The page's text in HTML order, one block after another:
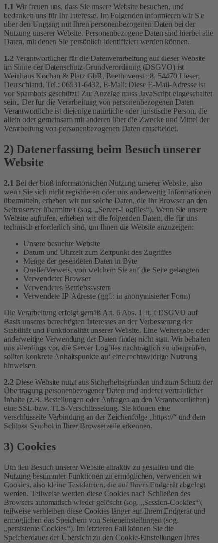
1.1 Wir freuen uns, dass Sie unsere Website besuchen, und
bedanken uns für Ihr Interesse. Im Folgenden informieren wir Sie
über den Umgang mit Ihren personenbezogenen Daten bei der
Nutzung unserer Website. Personenbezogene Daten sind hierbei alle
Daten, mit denen Sie persönlich identifiziert werden können.
1.2 Verantwortlicher für die Datenverarbeitung auf dieser Website
im Sinne der Datenschutz-Grundverordnung (DSGVO) ist
Weinhaus Kochan & Platz GbR, Beethovenstr. 8, 54470 Lieser,
Deutschland, Tel.: 06531-6432, E-Mail: Diese E-Mail-Adresse ist
vor Spambots geschützt! Zur Anzeige muss JavaScript eingeschaltet
sein.. Der für die Verarbeitung von personenbezogenen Daten
Verantwortliche ist diejenige natürliche oder juristische Person, die
allein oder gemeinsam mit anderen über die Zwecke und Mittel der
Verarbeitung von personenbezogenen Daten entscheidet.
2) Datenerfassung beim Besuch unserer
Website
2.1 Bei der bloß informatorischen Nutzung unserer Website, also
wenn Sie sich nicht registrieren oder uns anderweitig Informationen
übermitteln, erheben wir nur solche Daten, die Ihr Browser an den
Seitenserver übermittelt (sog. „Server-Logfiles“). Wenn Sie unsere
Website aufrufen, erheben wir die folgenden Daten, die für uns
technisch erforderlich sind, um Ihnen die Website anzuzeigen:
Unsere besuchte Website
Datum und Uhrzeit zum Zeitpunkt des Zugriffes
Menge der gesendeten Daten in Byte
Quelle/Verweis, von welchem Sie auf die Seite gelangten
Verwendeter Browser
Verwendetes Betriebssystem
Verwendete IP-Adresse (ggf.: in anonymisierter Form)
Die Verarbeitung erfolgt gemäß Art. 6 Abs. 1 lit. f DSGVO auf
Basis unseres berechtigten Interesses an der Verbesserung der
Stabilität und Funktionalität unserer Website. Eine Weitergabe oder
anderweitige Verwendung der Daten findet nicht statt. Wir behalten
uns allerdings vor, die Server-Logfiles nachträglich zu überprüfen,
sollten konkrete Anhaltspunkte auf eine rechtswidrige Nutzung
hinweisen.
2.2 Diese Website nutzt aus Sicherheitsgründen und zum Schutz der
Übertragung personenbezogener Daten und anderer vertraulicher
Inhalte (z.B. Bestellungen oder Anfragen an den Verantwortlichen)
eine SSL-bzw. TLS-Verschlüsselung. Sie können eine
verschlüsselte Verbindung an der Zeichenfolge „https://“ und dem
Schloss-Symbol in Ihrer Browserzeile erkennen.
3) Cookies
Um den Besuch unserer Website attraktiv zu gestalten und die
Nutzung bestimmter Funktionen zu ermöglichen, verwenden wir
Cookies, also kleine Textdateien, die auf Ihrem Endgerät abgelegt
werden. Teilweise werden diese Cookies nach Schließen des
Browsers automatisch wieder gelöscht (sog. „Session-Cookies“),
teilweise verbleiben diese Cookies länger auf Ihrem Endgerät und
ermöglichen das Speichern von Seiteneinstellungen (sog.
„persistente Cookies“). Im letzteren Fall können Sie die
Speicherdauer der Übersicht zu den Cookie-Einstellungen Ihres